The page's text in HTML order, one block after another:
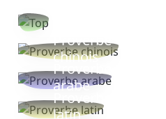
Proverbe
chinois
Proverbe
arabe
Proverbe
latin